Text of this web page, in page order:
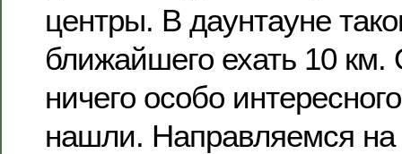
центры. В даунтауне
ближайшего ехать 10
ничего особо
нашли. Направляемся на